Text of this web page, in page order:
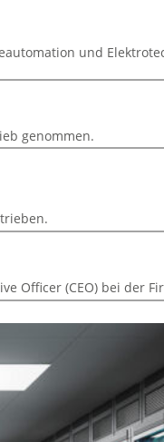
und
genommen.
Officer (CEO) bei der